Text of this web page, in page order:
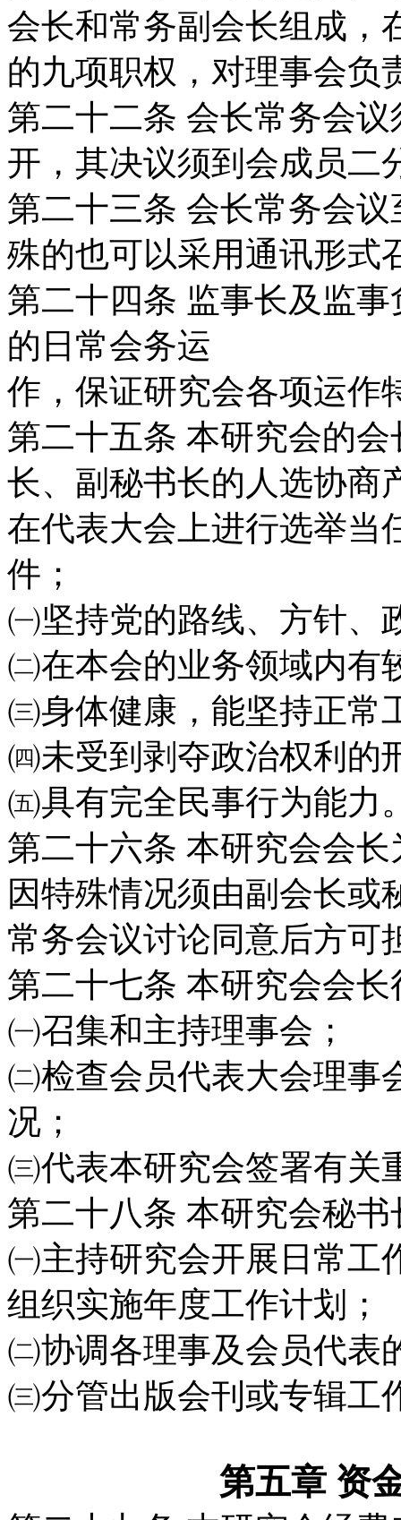
会长和常务副会长组成，
的九项职权，对理事会负
第二十二条 会长常务会
开，其决议须到 会成员二
第二十三条 会长常务会
殊的也可以采用通讯形式
第二十四条 监事长及监
的日常会务运
作，保证研究会各项运作
第二十五条 本研究会的
长、副秘书长的 人选协商
在代表大会上进行选举当
件；
㈠坚持党的路线、方针、
㈡在本会的业务领域内有
㈢身体健康，能坚持正常
㈣未受到剥夺政治权利的
㈤具有完全民事行为能力
第二十六条 本研究会会
因特殊情况须由副会长或
常务会议讨论同意后方可
第二十七条 本研究会会
㈠召集和主持理事会；
㈡检查会员代表大会理事
况；
㈢代表本研究会签署有关
第二十八条 本研究会秘
㈠主持研究会开展日常工
组织实施年度工作计划；
㈡协调各理事及会员代表
㈢分管出版会刊或专辑工
第五章 资